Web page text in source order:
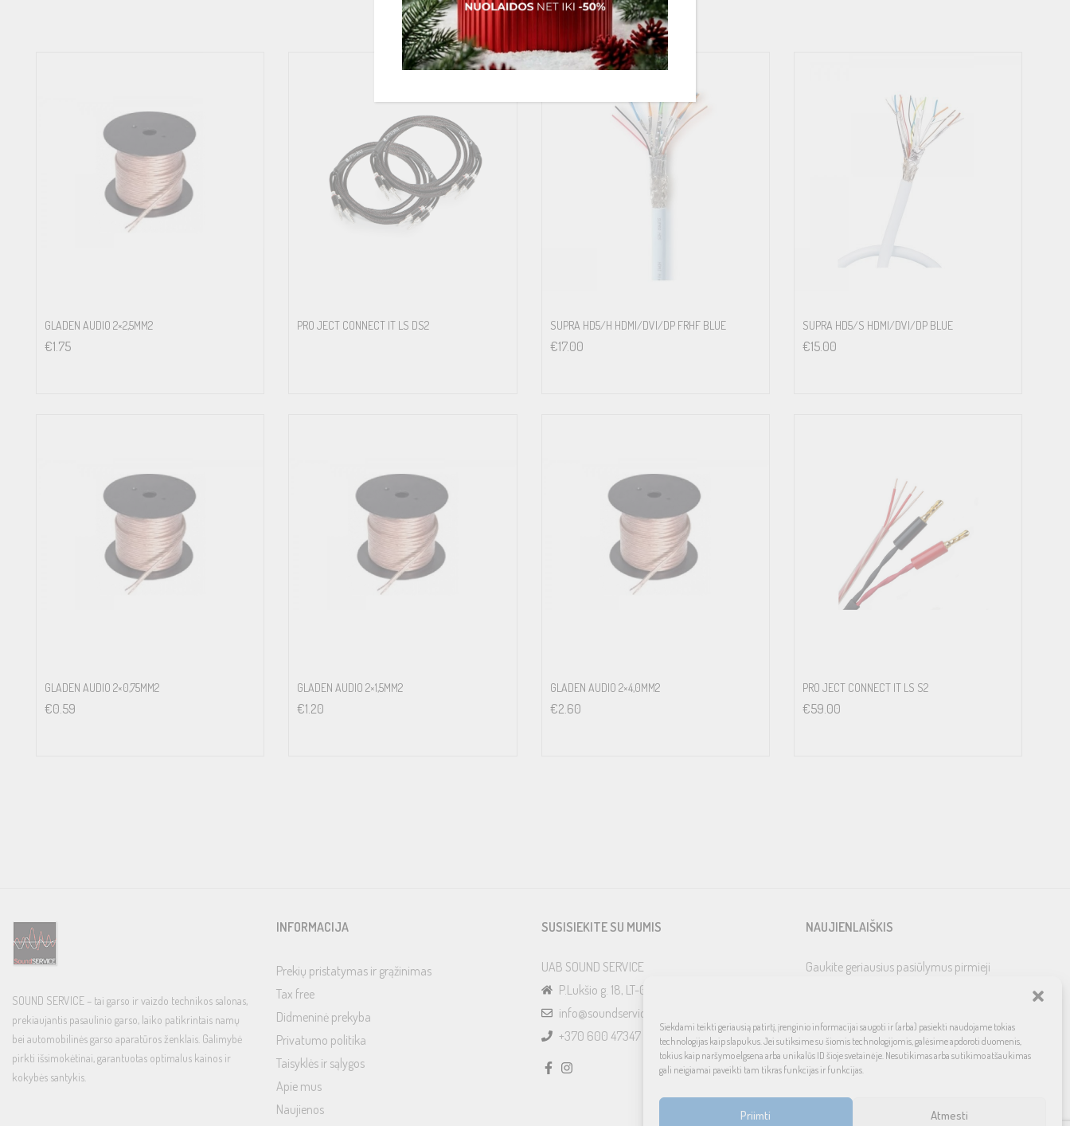
Siekdami teikti geriausią patirtį, įrenginio informacijai saugoti ir (arba) pasiekti naudojame tokias
technologijas kaip slapukus. Jei sutiksime su šiomis technologijomis, galėsime apdoroti duomenis,
tokius kaip naršymo elgsena arba unikalūs ID šioje svetainėje. Nesutikimas arba sutikimo atšaukimas
gali neigiamai paveikti tam tikras funkcijas ir funkcijas.
Priimti Atmesti
GLADEN AUDIO 2×2,5MM2
€1.75
PRO JECT CONNECT IT LS DS2 SUPRA HD5/H HDMI/DVI/DP FRHF BLUE
€17.00
SUPRA HD5/S HDMI/DVI/DP BLUE
€15.00
GLADEN AUDIO 2×0,75MM2
€0.59
GLADEN AUDIO 2×1,5MM2
€1.20
GLADEN AUDIO 2×4,0MM2
€2.60
PRO JECT CONNECT IT LS S2
€59.00
SOUND SERVICE – tai garso ir vaizdo technikos salonas,
prekiaujantis pasaulinio garso, laiko patikrintais namų
bei automobilinės garso aparatūros ženklais. Galimybė
pirkti išsimokėtinai, garantuotas optimalus kainos ir
kokybės santykis.
INFORMACIJA
Prekių pristatymas ir grąžinimas
Tax free
Didmeninė prekyba
Privatumo politika
Taisyklės ir sąlygos
Apie mus
Naujienos
SUSISIEKITE SU MUMIS
UAB SOUND SERVICE
P.Lukšio g. 18, LT-08222, Vilnius
info@soundservice.lt
+370 600 47347
NAUJIENLAIŠKIS
Gaukite geriausius pasiūlymus pirmieji